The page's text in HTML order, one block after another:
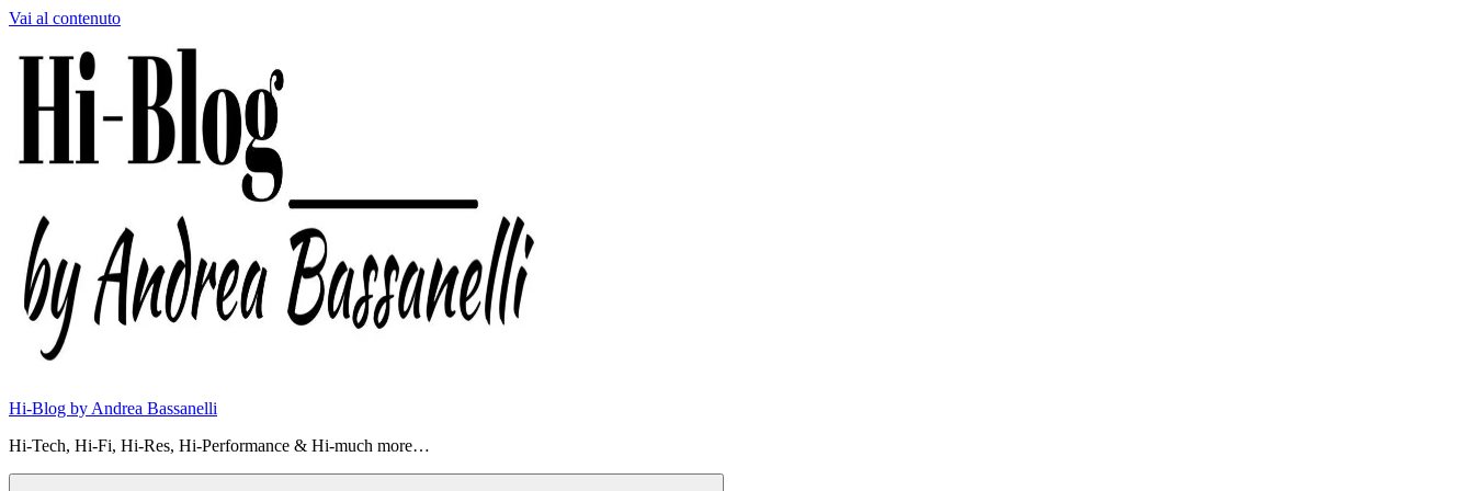
Vai al contenuto
Hi-Blog by Andrea Bassanelli
Hi-Tech, Hi-Fi, Hi-Res, Hi-Performance & Hi-much more…